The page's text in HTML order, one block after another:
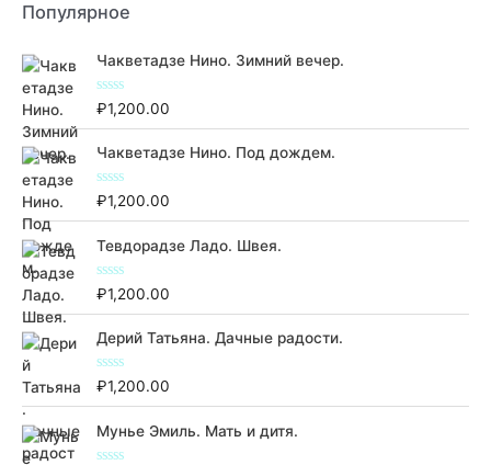
Популярное
Чакветадзе Нино. Зимний вечер.
О
е
н
к
а
0
и
з
₽1,200.00
Чакветадзе Нино. Под дождем.
О
н
к
а
и
з
₽1,200.00
Тевдорадзе Ладо. Швея.
О
е
н
к
а
0
и
з
₽1,200.00
Дерий Татьяна. Дачные радости.
О
н
к
а
₽1,200.00
Мунье Эмиль. Мать и дитя.